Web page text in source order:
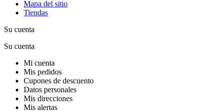
Mapa del sitio
Tiendas
Su cuenta
Su cuenta
Mi cuenta
Mis pedidos
Cupones de descuento
Datos personales
Mis direcciones
Mis alertas